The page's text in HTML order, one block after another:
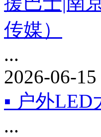
传媒）
...
2026-06-15
▪ 户外
...